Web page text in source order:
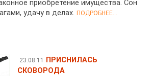
приобретение имущества. Сон
удачу в делах.ПОДРОБНЕЕ...
23.08.11
ПРИСНИЛАСЬ
СКОВОРОДА